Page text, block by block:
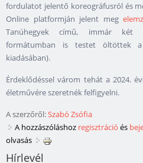
fordulatot jelentő koreográfusról és
Online platformján jelent meg
Tanúhegyek című, immár két
formátumban is testet öltöttek a
kiadásában).
Érdeklődéssel várom tehát a 2024.
életművére szeretnék felfigyelni.
A szerzőről:Szabó Zsófia
A hozzászóláshoz regisztráció és
olvasás
Hírlevél